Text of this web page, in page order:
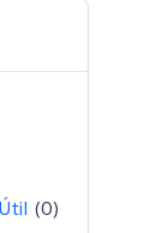
Útil (0)